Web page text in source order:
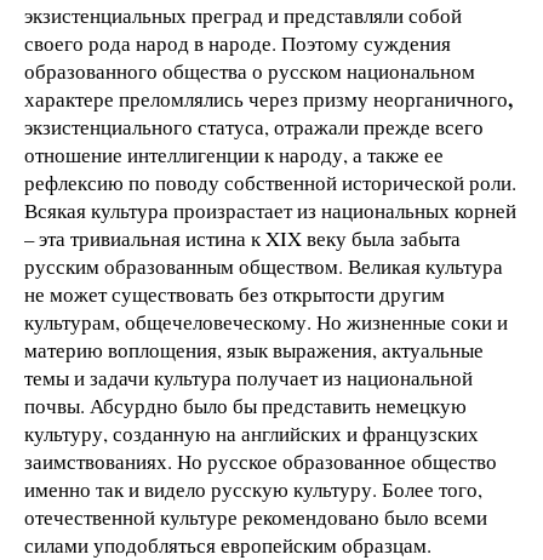
экзистенциальных преград и представляли собой
своего рода народ в народе. Поэтому суждения
образованного общества о русском национальном
характере преломлялись через призму неорганичного,
экзистенциального статуса, отражали прежде всего
отношение интеллигенциик народу, а также ее
рефлексию по поводу собственной исторической роли.
Всякая культура произрастает из национальных корней
– эта тривиальная истина к XIX веку была забыта
русским образованным обществом. Великая культура
не может существовать без открытости другим
культурам, общечеловеческому. Но жизненные соки и
материю воплощения, язык выражения, актуальные
темы и задачи культура получает из национальной
почвы. Абсурдно было бы представить немецкую
культуру, созданную на английских и французских
заимствованиях. Но русское образованное общество
именно так и видело русскую культуру. Более того,
отечественной культуре рекомендовано было всеми
силами уподобляться европейским образцам.